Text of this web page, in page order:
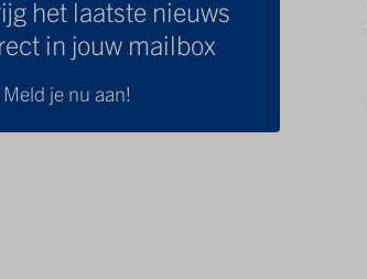
het laatste nieuws
in jouw mailbox
Meld je nu aan!